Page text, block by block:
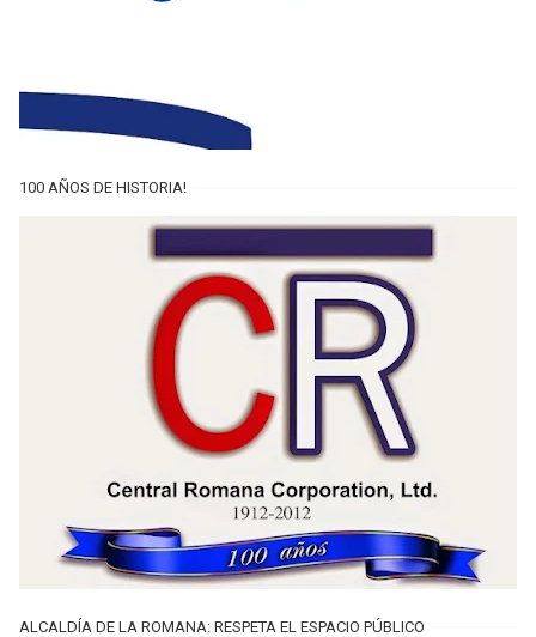
100 AÑOS DE HISTORIA!
ALCALDÍA DE LA ROMANA: RESPETA EL ESPACIO PÚBLICO